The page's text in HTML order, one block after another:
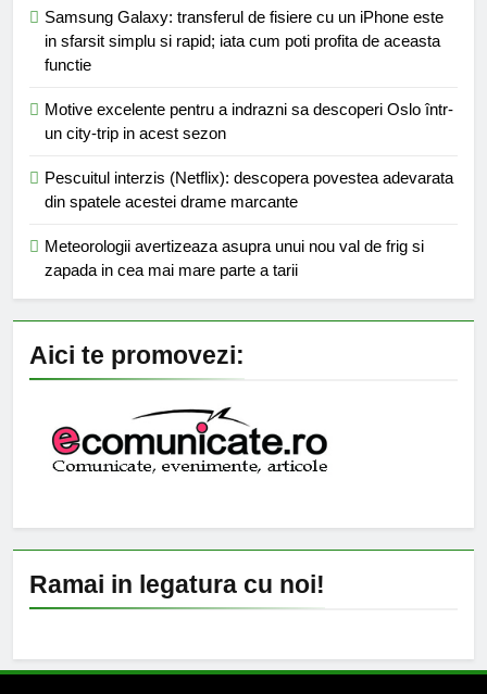
Samsung Galaxy: transferul de fisiere cu un iPhone este
in sfarsit simplu si rapid; iata cum poti profita de aceasta
functie
Motive excelente pentru a indrazni sa descoperi Oslo într-
un city-trip in acest sezon
Pescuitul interzis (Netflix): descopera povestea adevarata
din spatele acestei drame marcante
Meteorologii avertizeaza asupra unui nou val de frig si
zapada in cea mai mare parte a tarii
Aici te promovezi:
Ramai in legatura cu noi!